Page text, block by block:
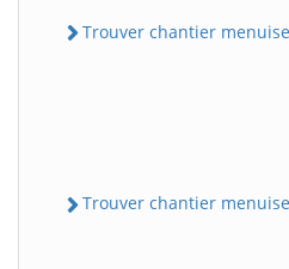
Trouver chantier
Trouver chantier